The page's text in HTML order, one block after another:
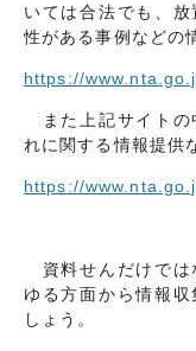
いては合法でも、
性がある事例などの
https://
また上記サイトの
れに関する情報提供
https://
資料せんだけでは
ゆる方面から情報
しょう。